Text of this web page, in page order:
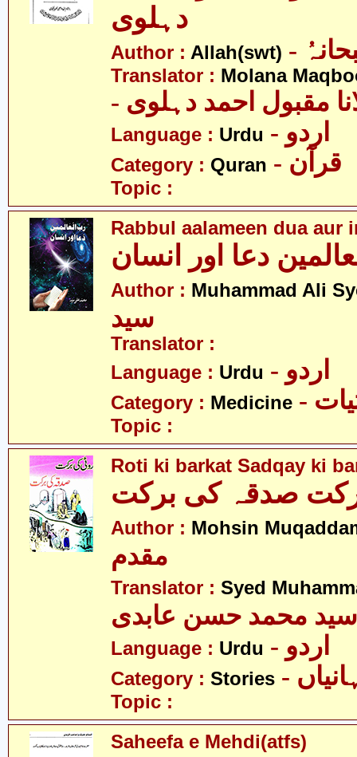
دہلوی
Author : Allah(swt)
Translator : Molana
مقبول احمد دہلوی
Language : Urdu - اردو
Category : Quran - قرآن
Topic :
Rabbul aalameen dua aur
دعا اور انسان
Author : Muhammad Ali
سید
Translator :
Language : Urdu - اردو
Category : Medicine
Topic :
Roti ki barkat Sadqay ki
صدقہ کی برکت
Author : Mohsin
مقدم
Translator : Syed
سید محمد حسن عابدی
Language : Urdu - اردو
Category : Stories
Topic :
Saheefa e Mehdi(atfs)